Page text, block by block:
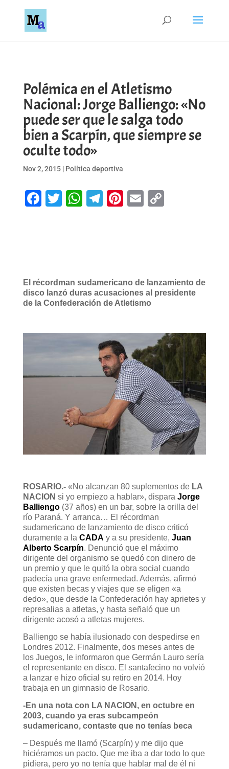
Polémica en el Atletismo
Nacional: Jorge Balliengo: «No
puede ser que le salga todo
bien a Scarpín, que siempre se
oculte todo»
Nov 2, 2015| Política deportiva
Facebook
Twitter
WhatsApp
Telegram
Pinterest
EmailCopy
El récordman sudamericano de lanzamiento de
disco lanzó duras acusaciones al presidente
de la Confederación de Atletismo
ROSARIO.-«No alcanzan 80 suplementos de LA
NACION si yo empiezo a hablar», dispara Jorge
Balliengo(37 años) en un bar, sobre la orilla del
río Paraná. Y arranca… El récordman
sudamericano de lanzamiento de disco criticó
duramente a la CADA y a su presidente, Juan
Alberto Scarpín. Denunció que el máximo
dirigente del organismo se quedó con dinero de
un premio y que le quitó la obra social cuando
padecía una grave enfermedad. Además, afirmó
que existen becas y viajes que se eligen «a
dedo», que desde la Confederación hay aprietes y
represalias a atletas, y hasta señaló que un
dirigente acosó a atletas mujeres.
Balliengo se había ilusionado con despedirse en
Londres 2012. Finalmente, dos meses antes de
los Juegos, le informaron que Germán Lauro sería
el representante en disco. El santafecino no volvió
a lanzar e hizo oficial su retiro en 2014. Hoy
trabaja en un gimnasio de Rosario.
-En una nota con LA NACION, en octubre en
2003, cuando ya eras subcampeón
sudamericano, contaste que no tenías beca
– Después me llamó (Scarpín) y me dijo que
hiciéramos un pacto. Que me iba a dar todo lo que
pidiera, pero yo no tenía que hablar mal de él ni